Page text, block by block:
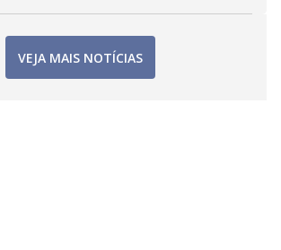
VEJA MAIS NOTÍCIAS